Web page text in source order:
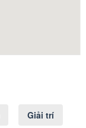
Giải trí